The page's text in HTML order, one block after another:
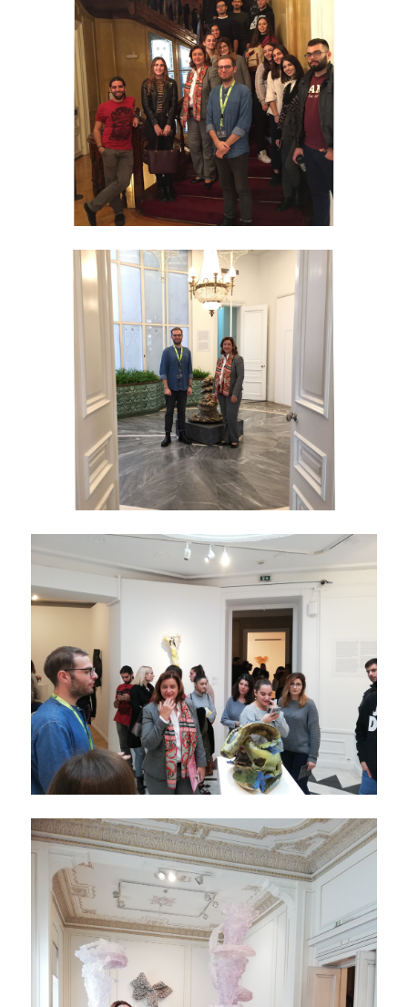
ΕΤΗΣΙΑ ΕΠΙΣΤΗΜΟΝΙΚΗ ΗΜΕΡΙΔΑ
ΕΡΕΥΝΗΤΙΚΕΣ ΕΡΓΑΣΙΕΣ ΦΟΙΤΗΤΩΝ
ΦΩΤΟΓΡΑΦΙΕΣ
ΜΜΕ
ΟΠΑ NEWS
ΔΙΑΖΩΜΑ
ΤΟ ΣΚΑΣΙΑΡΧΕΙΟ
ΞΕΝΟΦΩΝ
ΕΘΝΙΚΟ ΜΟΥΣΕΙΟ ΣΥΓΧΡΟΝΗΣ ΤΕΧΝΗΣ
YOUTUBE
ΤΙ ΝΕΑ;